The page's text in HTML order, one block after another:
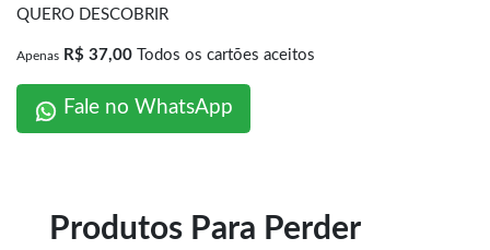
QUERO DESCOBRIR
Apenas R$ 37,00 Todos os cartões aceitos
Fale no WhatsApp
Produtos Para Perder